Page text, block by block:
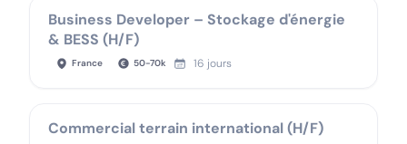
Business Developer – Stockage d'énergie
& BESS (H/F)
France 50-70k 16 jours
Commercial terrain international (H/F)